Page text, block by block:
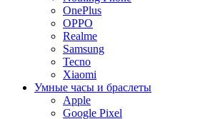
OnePlus
OPPO
Realme
Samsung
Tecno
Xiaomi
Умные часы и браслеты
Apple
Google Pixel